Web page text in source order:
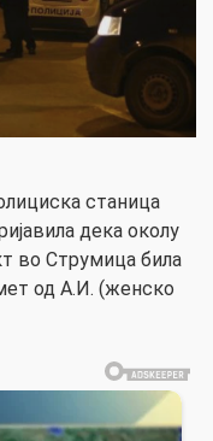
станица
дека околу
во Струмица била
од А.И. (женско